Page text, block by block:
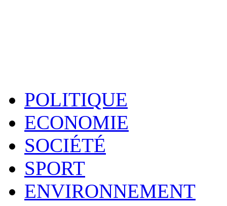
POLITIQUE
ECONOMIE
SOCIÉTÉ
SPORT
ENVIRONNEMENT